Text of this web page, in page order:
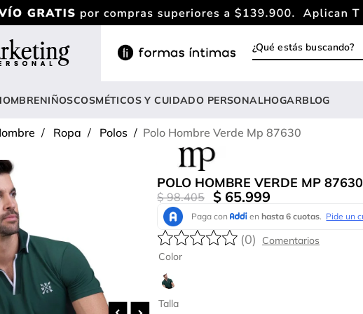
¿Qué estás buscando?
NIÑOSCOSMÉTICOS Y CUIDADO PERSONALHOGARBLOG
Ropa Polos Polo Hombre Verde Mp 87630
POLO HOMBRE VERDE MP 87630
$ 98.405 $ 65.999
(0)
Talla
Color
short
deportiva mujer